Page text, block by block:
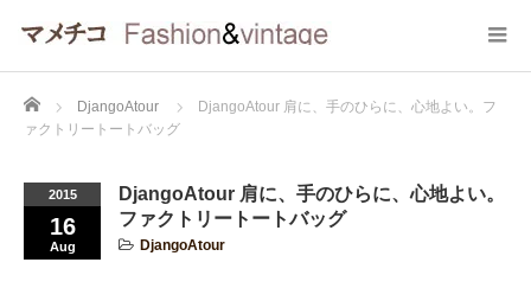
Home DjangoAtour
DjangoAtour 肩に、手のひらに、心地よい。フ
ァクトリートートバッグ
2015
16
Aug
DjangoAtour 肩に、手のひらに、心地よい。
ファクトリートートバッグ
DjangoAtour